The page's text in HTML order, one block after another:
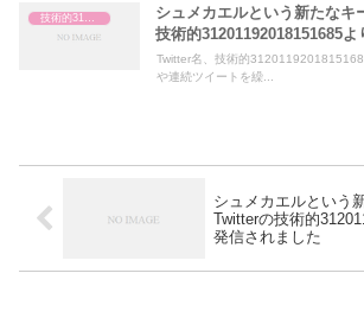
技術的31201192018151685
シュメカエルという新たなキ
技術的31201192018151685
Twitter名、技術的
や連続ツイートを繰...
シュメカエルという
Twitterの技術的
発信されました